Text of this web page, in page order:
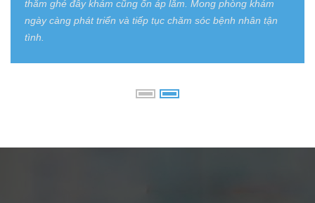
thăm ghé đây khám cũng ổn áp lắm. Mong phòng khám
ngày càng phát triển và tiếp tục chăm sóc bệnh nhân tận
tình.